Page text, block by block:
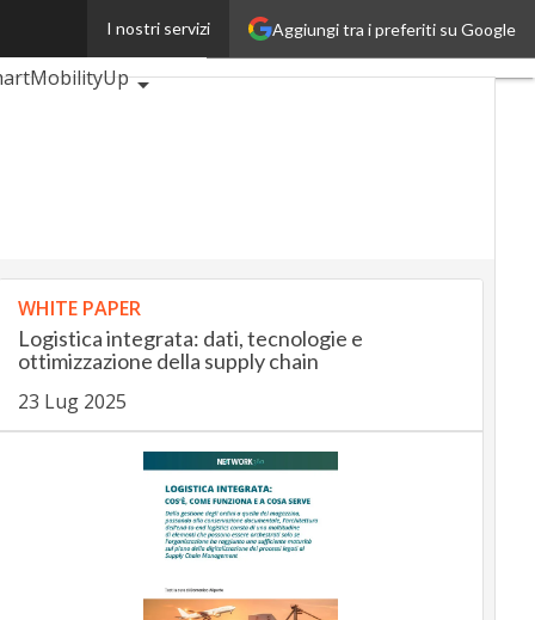
Aggiungi tra i preferiti su Google
I nostri servizi
BankingUp
WHITE PAPER
Logistica integrata: dati, tecnologie e
ottimizzazione della supply chain
23 Lug 2025